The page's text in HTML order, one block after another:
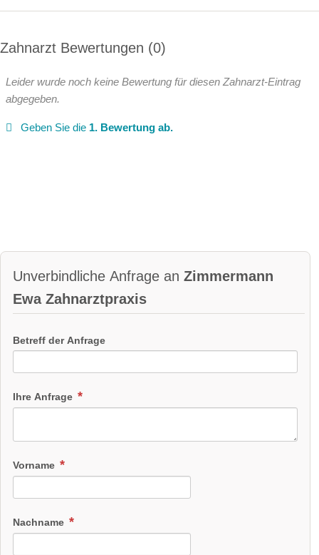
Zahnarzt Bewertungen 0
Leider wurde noch keine Bewertung für diesen Zahnarzt-Eintrag
abgegeben.
Geben Sie die 1. Bewertung ab.
Unverbindliche Anfrage an Zimmermann
Ewa Zahnarztpraxis
Betreff der Anfrage
Ihre Anfrage
Vorname
Nachname